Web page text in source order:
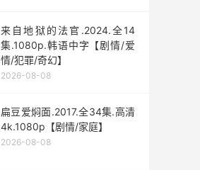
来自地狱的法官.2024.全14
集.1080p.韩语中字【剧情/爱
情/犯罪/奇幻】
2026-08-08
扁豆爱焖面.2017.全34集.高清
4k.1080p【剧情/家庭】
2026-08-08